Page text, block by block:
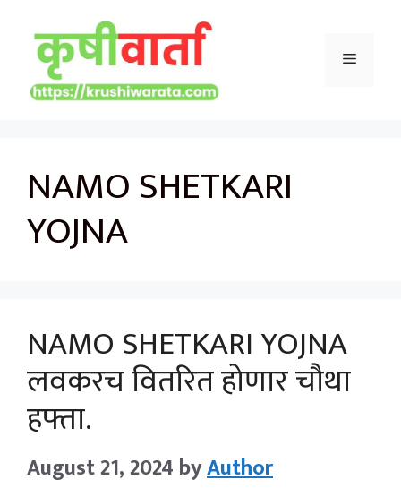
content
Menu
NAMO SHETKARI
YOJNA
NAMO SHETKARI YOJNA
लवकरच वितरित होणार चौथा
हफ्ता.
August 21, 2024 byAuthor